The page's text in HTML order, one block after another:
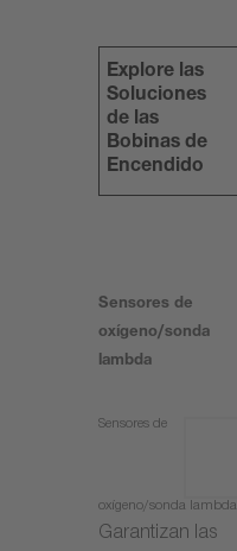
Explore las
Soluciones
de las
Bobinas de
Encendido
Sensores de
oxígeno/sonda
lambda
Sensores de
oxígeno/sonda lambda
Garantizan las